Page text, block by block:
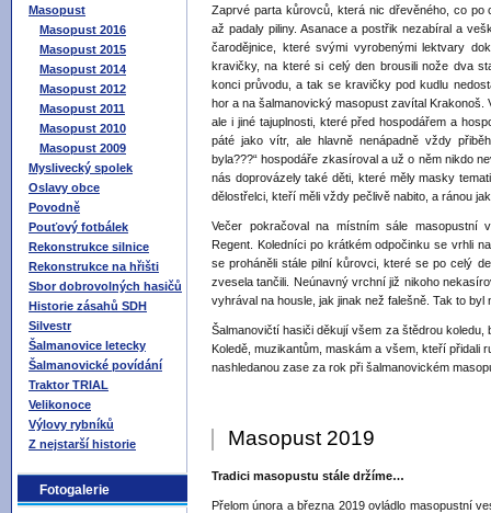
Masopust
Masopust 2016
Masopust 2015
Masopust 2014
Masopust 2012
Masopust 2011
Masopust 2010
Masopust 2009
Myslivecký spolek
Oslavy obce
Povodně
Pouťový fotbálek
Rekonstrukce silnice
Rekonstrukce na hřišti
Sbor dobrovolných hasičů
Historie zásahů SDH
Silvestr
Šalmanovice letecky
Šalmanovické povídání
Traktor TRIAL
Velikonoce
Výlovy rybníků
Z nejstarší historie
Fotogalerie
Zaprvé parta kůrovců, která nic dřevěného, co po
až padaly piliny. Asanace a postřik nezabíral a
čarodějnice, které svými vyrobenými lektvary
kravičky, na které si celý den brousili nože dva
konci průvodu, a tak se kravičky pod kudlu
hor a na šalmanovický masopust zavítal
ale i jiné tajuplnosti, které před hospodářem a
páté jako vítr, ale hlavně nenápadně vždy
byla???“ hospodáře zkasíroval a už o něm nikdo
nás doprovázely také děti, které měly masky
dělostřelci, kteří měli vždy pečlivě nabito, a ránou
Večer pokračoval na místním sále masopustní
Regent. Koledníci po krátkém odpočinku se vrhli
se proháněli stále pilní kůrovci, které se po celý
zvesela tančili. Neúnavný vrchní již nikoho
vyhrával na housle, jak jinak než falešně. Tak to byl
Šalmanovičtí hasiči děkují všem za štědrou
Koledě, muzikantům, maskám a všem, kteří přidali
nashledanou zase za rok při šalmanovickém
Masopust 2019
Tradici masopustu stále držíme…
Přelom února a března 2019 ovládlo masopustní